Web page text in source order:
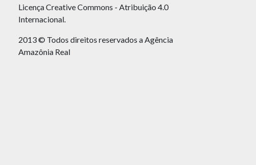
Licença Creative Commons - Atribuição 4.0
Internacional.
2013 © Todos direitos reservados a Agência
Amazônia Real